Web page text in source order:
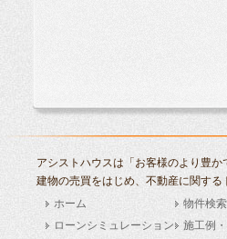
アシストハウスは「お客様のより豊
建物の売買をはじめ、不動産に関す
ホーム
物件検索
ローンシミュレーション
施工例